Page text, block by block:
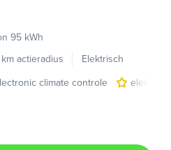
95 kWh
actieradius
Elektrisch
climate controle